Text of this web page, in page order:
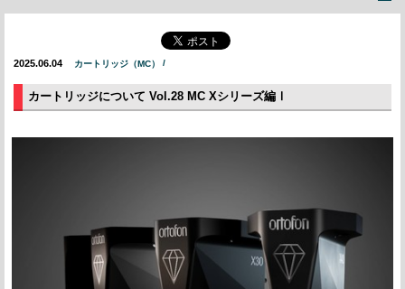
2025.06.04 カートリッジ（MC）
カートリッジについて Vol.28 MC Xシリーズ編Ⅰ